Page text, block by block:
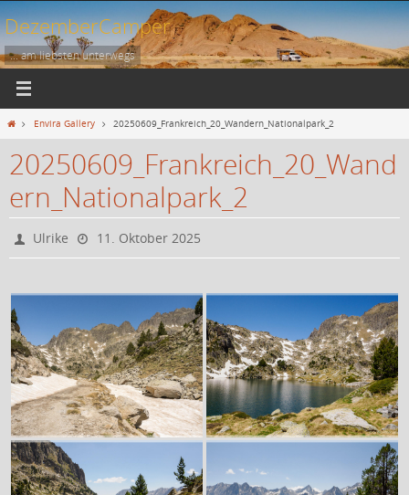
Zum
Inhalt
springen
DezemberCamper
... am liebsten unterwegs
StartEnvira Gallery 20250609_Frankreich_20_Wandern_Nationalpark_2
20250609_Frankreich_20_Wand
ern_Nationalpark_2
Ulrike 11. Oktober 2025